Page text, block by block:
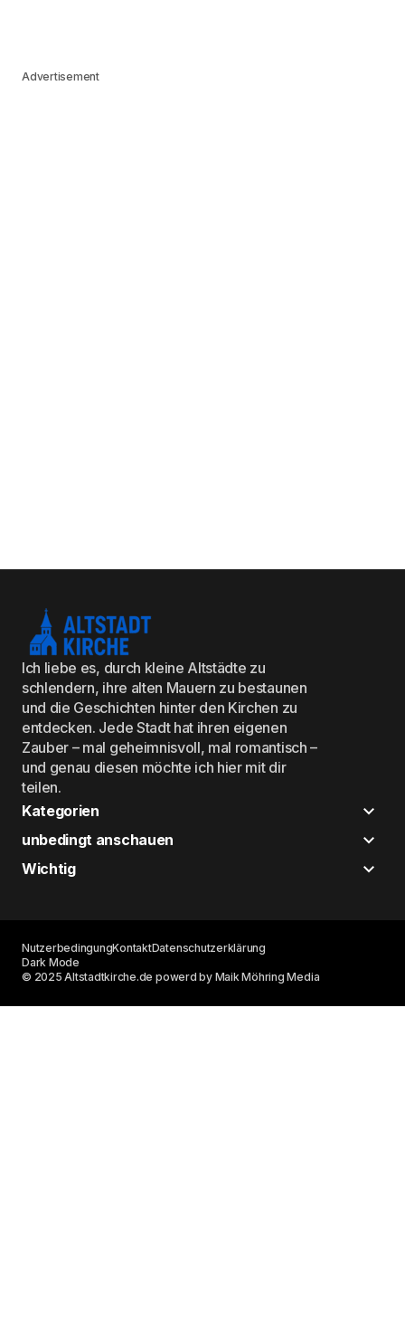
Advertisement
Ich liebe es, durch kleine Altstädte zu
schlendern, ihre alten Mauern zu bestaunen
und die Geschichten hinter den Kirchen zu
entdecken. Jede Stadt hat ihren eigenen
Zauber – mal geheimnisvoll, mal romantisch –
und genau diesen möchte ich hier mit dir
teilen.
Kategorien
unbedingt anschauen
Wichtig
© 2025 Altstadtkirche.de powerd by Maik Möhring Media
NutzerbedingungKontaktDatenschutzerklärung
Dark Mode